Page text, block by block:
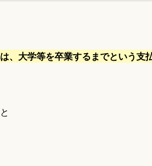
、大学等を卒業するまでという支